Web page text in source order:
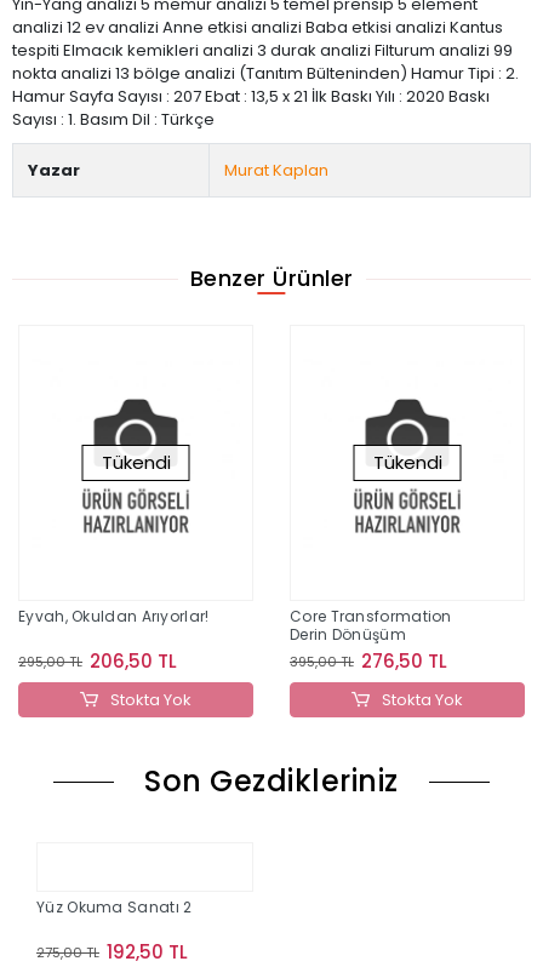
analizi 12 ev analizi Anne etkisi analizi Baba etkisi analizi Kantus
tespiti Elmacık kemikleri analizi 3 durak analizi Filturum analizi 99
nokta analizi 13 bölge analizi (Tanıtım Bülteninden) Hamur Tipi : 2.
Hamur Sayfa Sayısı : 207 Ebat : 13,5 x 21 İlk Baskı Yılı : 2020 Baskı
Sayısı : 1. Basım Dil : Türkçe
Yazar Murat Kaplan
Benzer Ürünler
Tükendi
Eyvah, Okuldan Arıyorlar!
295,00 TL 206,50 TL
Stokta Yok
Tükendi
Core Transformation
Derin Dönüşüm
395,00 TL 276,50 TL
Stokta Yok
Son Gezdikleriniz
Yüz Okuma Sanatı 2
275,00 TL 192,50 TL